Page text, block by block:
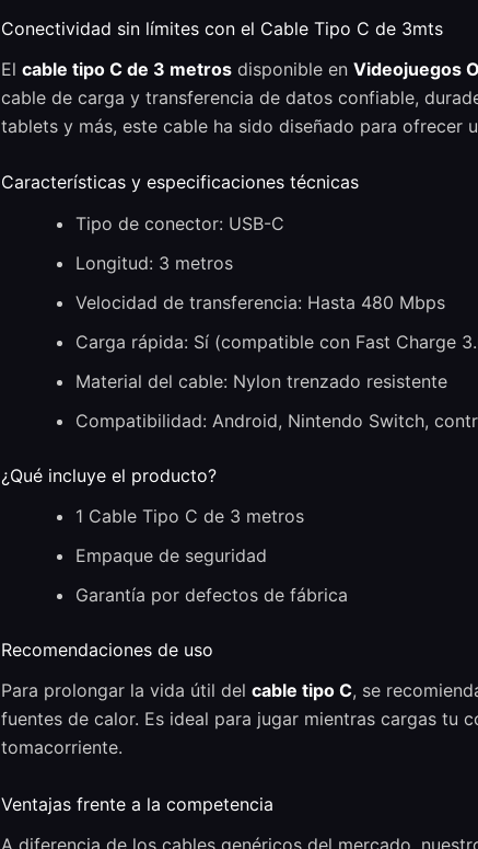
Conectividad sin límites con el Cable Tipo C de 3mts
El cable tipo C de 3 metros disponible en Videojuegos
cable de carga y transferencia de datos confiable,
tablets y más, este cable ha sido diseñado para ofrecer
Características y especificaciones técnicas
Tipo de conector: USB-C
Longitud: 3 metros
Velocidad de transferencia: Hasta 480 Mbps
Carga rápida: Sí (compatible con Fast Charge
Material del cable: Nylon trenzado resistente
Compatibilidad: Android, Nintendo Switch,
¿Qué incluye el producto?
1 Cable Tipo C de 3 metros
Empaque de seguridad
Garantía por defectos de fábrica
Recomendaciones de uso
Para prolongar la vida útil del cable tipo C, se
fuentes de calor. Es ideal para jugar mientras cargas tu
tomacorriente.
Ventajas frente a la competencia
A diferencia de los cables genéricos del mercado,